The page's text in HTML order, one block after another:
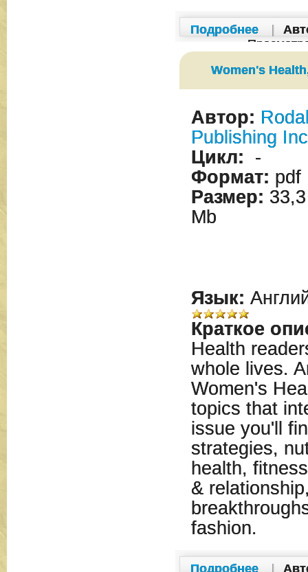
Подробнее
Women's
Автор:
Publishing
Цикл: -
Формат: pdf
Размер: 33,3
Mb
Язык:
Краткое
Health
whole lives.
Women's
topics that
issue you'll
strategies,
health,
&
fashion.
Подробнее